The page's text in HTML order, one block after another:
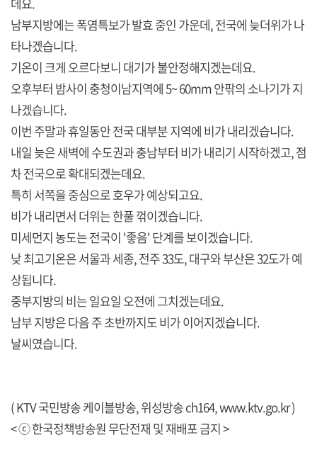
남부지방에는 폭염특보가 발효 중인 가운데, 전국에 늦더위가 나
타나겠습니다.
기온이 크게 오르다보니 대기가 불안정해지겠는데요.
오후부터 밤사이 충청이남지역에 5~ 60mm 안팎의 소나기가 지
나겠습니다.
이번 주말과 휴일동안 전국 대부분 지역에 비가 내리겠습니다.
내일 늦은 새벽에 수도권과 충남부터 비가 내리기 시작하겠고, 점
차 전국으로 확대되겠는데요.
특히 서쪽을 중심으로 호우가 예상되고요.
비가 내리면서 더위는 한풀 꺾이겠습니다.
미세먼지 농도는 전국이 '좋음' 단계를 보이겠습니다.
낮 최고기온은 서울과 세종, 전주 33도, 대구와 부산은 32도가 예
상됩니다.
중부지방의 비는 일요일 오전에 그치겠는데요.
남부 지방은 다음 주 초반까지도 비가 이어지겠습니다.
날씨였습니다.
( KTV 국민방송 케이블방송, 위성방송 ch164,www.ktv.go.kr)
< ⓒ 한국정책방송원 무단전재 및 재배포 금지 >